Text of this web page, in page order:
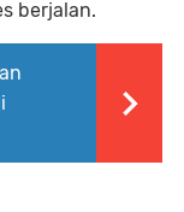
berjalan.